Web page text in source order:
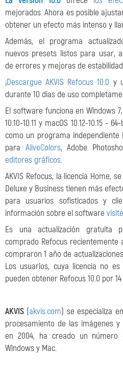
mejorados. Ahora es posible
obtener un efecto más intenso y
Además, el programa
nuevos presets listos para usar,
de errores y mejoras de
¡Descargue AKVIS Refocus 10.0 y
durante 10 días de uso
El software funciona en Windows
10.10-10.11 y macOS 10.12-10.15 -
como un programa
para AliveColors, Adobe
editores gráficos.
AKVIS Refocus, la licencia Home,
Deluxe y Business tienen más
para usuarios sofisticados y
información sobre el software
Es una actualización gratuita
comprado Refocus
compraron 1 año de
Los usuarios, cuya licencia no
pueden obtener Refocus 10.0 por
AKVIS (akvis.com) se especializa
procesamiento de las imágenes
en 2004, ha creado un número
Windows y Mac.